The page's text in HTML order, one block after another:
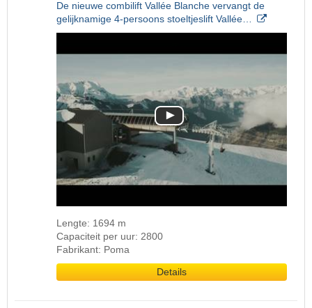
De nieuwe combilift Vallée Blanche vervangt de
gelijknamige 4-persoons stoeltjeslift Vallée…
Lengte: 1694 m
Capaciteit per uur: 2800
Fabrikant: Poma
Details